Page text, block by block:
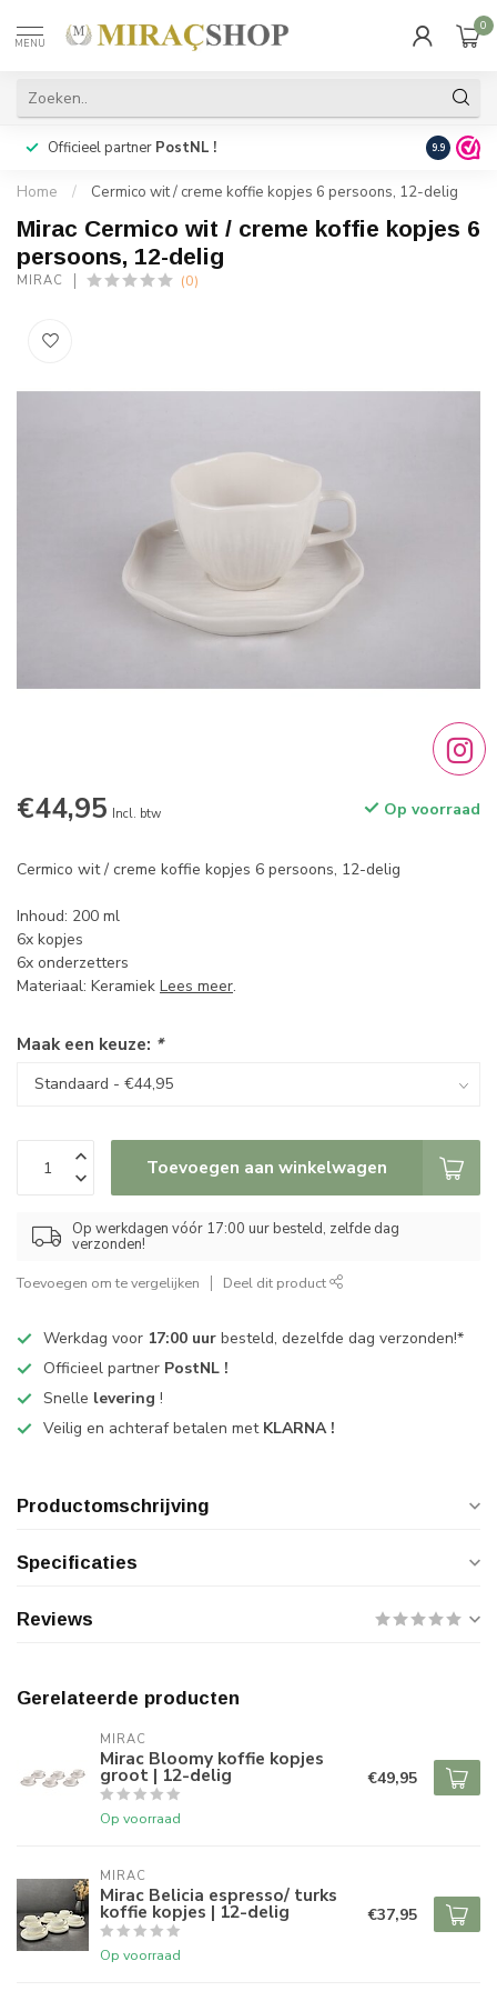
MENU
0
Officieel partner PostNL ! Snelle
9.9
Home / Cermico wit / creme koffie kopjes 6 persoons, 12-delig
Mirac Cermico wit / creme koffie kopjes 6
persoons, 12-delig
MIRAC (0)
€44,95 Incl. btw Op voorraad
Cermico wit / creme koffie kopjes 6 persoons, 12-delig
Inhoud: 200 ml
6x kopjes
6x onderzetters
Materiaal: Keramiek Lees meer.
Maak een keuze: *
Toevoegen aan winkelwagen
Op werkdagen vóór 17:00 uur besteld, zelfde dag
verzonden!
Toevoegen om te vergelijken Deel dit product
Werkdag voor 17:00 uur besteld, dezelfde dag verzonden!*
Officieel partner PostNL !
Snelle levering !
Veilig en achteraf betalen met KLARNA !
Productomschrijving
Specificaties
Reviews
Gerelateerde producten
MIRAC
Mirac Bloomy koffie kopjes
groot | 12-delig
Op voorraad
€49,95
MIRAC
Mirac Belicia espresso/ turks
koffie kopjes | 12-delig
Op voorraad
€37,95